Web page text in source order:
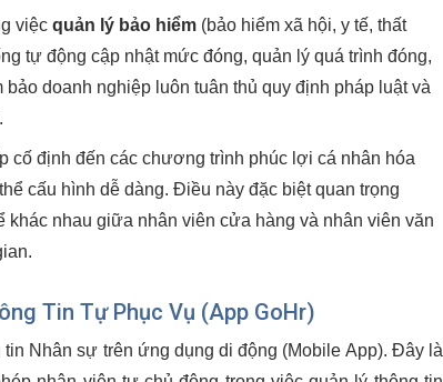
việc quản lý bảo hiểm (bảo hiểm xã hội, y tế, thất
tự động cập nhật mức đóng, quản lý quá trình đóng,
doanh nghiệp luôn tuân thủ quy định pháp luật và
cố định đến các chương trình phúc lợi cá nhân hóa
cấu hình dễ dàng. Điều này đặc biệt quan trọng
nhau giữa nhân viên cửa hàng và nhân viên văn
Tin Tự Phục Vụ (App GoHr)
Nhân sự trên ứng dụng di động (Mobile App). Đây là